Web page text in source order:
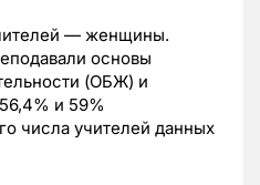
— женщины.
основы
(ОБЖ) и
и 59%
числа учителей данных